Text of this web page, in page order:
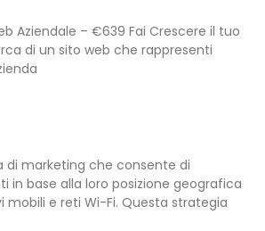
Aziendale – €639 Fai Crescere il tuo
di un sito web che rappresenti
di marketing che consente di
in base alla loro posizione geografica
mobili e reti Wi-Fi. Questa strategia